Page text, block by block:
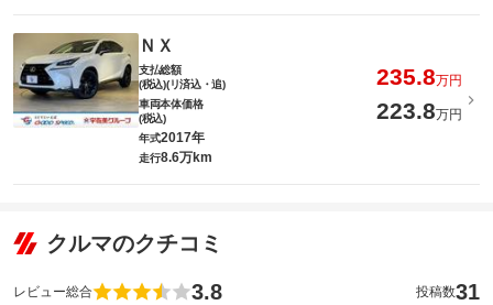
ＮＸ
支払総額
(税込)(リ済込・追)
235.8万円
車両本体価格
(税込)
223.8万円
年式2017年
走行8.6万km
クルマのクチコミ
レビュー総合 3.8 投稿数31